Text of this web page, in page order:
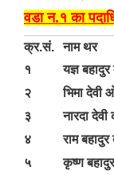
वडा न.१ का
क्र.सं. नाम थर
१
यज्ञ बहादुर
२
भिमा देवी
३
नारदा देवी
४
राम बहादुर
५
कृष्ण